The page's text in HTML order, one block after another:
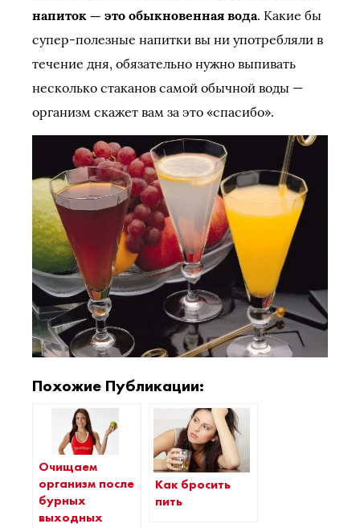
напиток — это обыкновенная вода. Какие бы
супер-полезные напитки вы ни употребляли в
течение дня, обязательно нужно выпивать
несколько стаканов самой обычной воды —
организм скажет вам за это «спасибо».
Похожие Публикации:
Очищаем
организм после
бурных
выходных
Как бросить
пить